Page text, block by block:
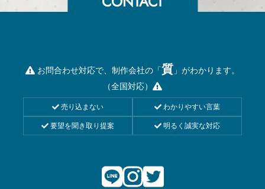
お問合わせ対応で、制作会社の「質 」がわかります。
（全国対応）
売り込まない わかりやすい言葉
要望を聞き取り提案 明るく誠実な対応